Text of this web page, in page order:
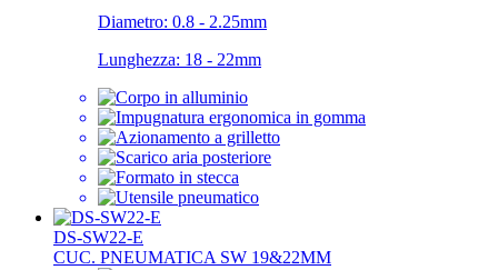
Diametro: 0.8 - 2.25mm
Lunghezza: 18 - 22mm
DS-SW22-E
CUC. PNEUMATICA SW 19&22MM